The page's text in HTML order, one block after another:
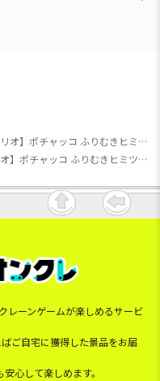
【サンリオ】ポチャッコ ふりむきヒミツBIGぬいぐるみ～くすみカラー～
【サンリオ】ポチャッコ ふりむきヒミツBIGぬいぐるみ～くすみカラー～
レーンゲームが楽しめるサービ
ご自宅に獲得した景品をお届
心して楽しめます。